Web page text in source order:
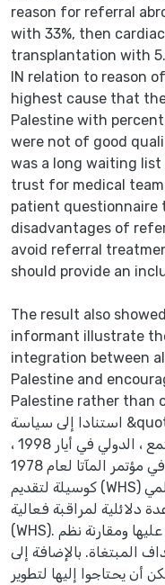
reason for referral
with 33%, then
transplantation with
IN relation to reason
highest cause that
Palestine with
were not of good
was a long waiting list
trust for medical
patient questionnaire
disadvantages of
avoid referral
should provide an
The result also
informant illustrate
integration between
Palestine and
Palestine rather than
استنادا إلى سياسة &quot;الصحة للجميع في القرن الواحد
والعشرين “المتبناة من قبل المجتمع ، الدولي في أيار 1998 ،
ولتطبيق رؤية مجلس الصحة العالمي في مؤتمر المآتا لعام 1978
كوسيلة لتقديم (WHS) المسح الصحي العالمي (WHO) طورت
دلائلية لمراقبة فعالية
(WHS). معلومات غير مكلفة صالحة يعتمد عليها ومقارنة نظم
المبتغاة. بالإضافة إلى
أن يحتاجوا إليها لتطوير